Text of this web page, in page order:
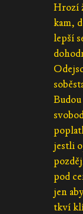
Hrozí
kam,
lepší
jestli
pod
jen
tkví